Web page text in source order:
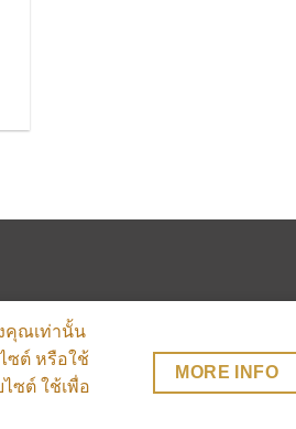
คุณเท่านั้น
ซต์ หรือใช้
ซต์ ใช้เพื่อ
MORE INFO